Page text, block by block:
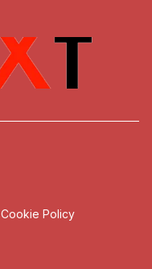
Cookie Policy